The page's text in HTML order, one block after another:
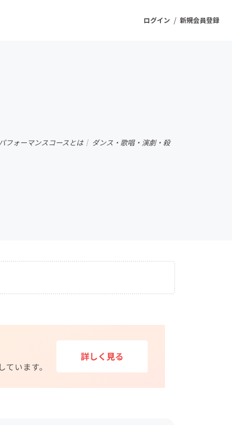
ログイン / 新規会員登録
ファッション
フォーマンスコースとは┊︎ ダンス・歌唱・演劇・殺